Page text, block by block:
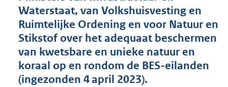
t
:
5
4
K
Waterstaat, van Volkshuisvesting en
Ruimtelijke Ordening en voor Natuur en
Stikstof over het adequaat beschermen
van kwetsbare en unieke natuur en
koraal op en rondom de BES-eilanden
(ingezonden 4 april 2023).